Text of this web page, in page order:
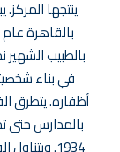
ينتجها
بالطبيب
في بناء
أظفاره. يتطرق
بالمدارس